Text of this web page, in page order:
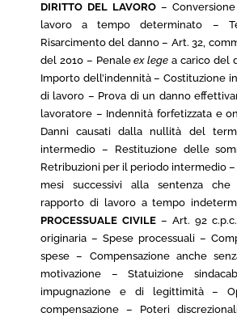
DIRITTO DEL LAVORO –
lavoro a tempo determinato –
Risarcimento del danno – Art. 32,
del 2010 – Penaleex lege a carico del
Importo dell’indennità – Costituzione
di lavoro – Prova di un danno
lavoratore – Indennità forfetizzata e
Danni causati dalla nullità del
intermedio – Restituzione delle
Retribuzioni per il periodo intermedio
mesi successivi alla sentenza
rapporto di lavoro a tempo
PROCESSUALE CIVILE – Art. 92
originaria – Spese processuali –
spese – Compensazione anche
motivazione – Statuizione
impugnazione e di legittimità –
compensazione – Poteri